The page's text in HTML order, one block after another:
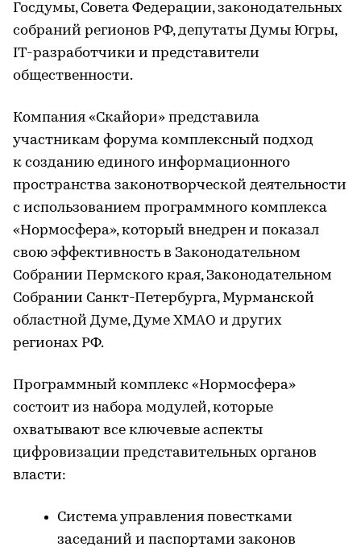
Госдумы, Совета Федерации, законодательных
собраний регионов РФ, депутаты Думы Югры,
IТ-разработчики и представители
общественности.
Компания «Скайори» представила
участникам форума комплексный подход
к созданию единого информационного
пространства законотворческой деятельности
с использованием программного комплекса
«Нормосфера», который внедрен и показал
свою эффективность в Законодательном
Собрании Пермского края, Законодательном
Собрании Санкт-Петербурга, Мурманской
областной Думе, Думе ХМАО и других
регионах РФ.
Программный комплекс «Нормосфера»
состоит из набора модулей, которые
охватывают все ключевые аспекты
цифровизации представительных органов
власти:
Система управления повестками
заседаний и паспортами законов